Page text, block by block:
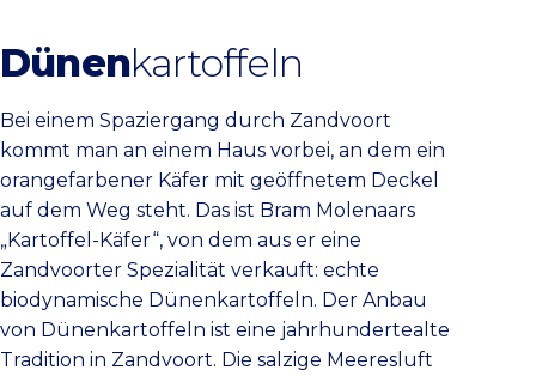
Dünenkartoffeln
Bei einem Spaziergang durch Zandvoort
kommt man an einem Haus vorbei, an dem ein
orangefarbener Käfer mit geöffnetem Deckel
auf dem Weg steht. Das ist Bram Molenaars
„Kartoffel-Käfer“, von dem aus er eine
Zandvoorter Spezialität verkauft: echte
biodynamische Dünenkartoffeln. Der Anbau
von Dünenkartoffeln ist eine jahrhundertealte
Tradition in Zandvoort. Die salzige Meeresluft